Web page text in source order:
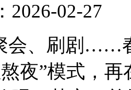
2026-02-27
会、刷剧……
夜”模式，